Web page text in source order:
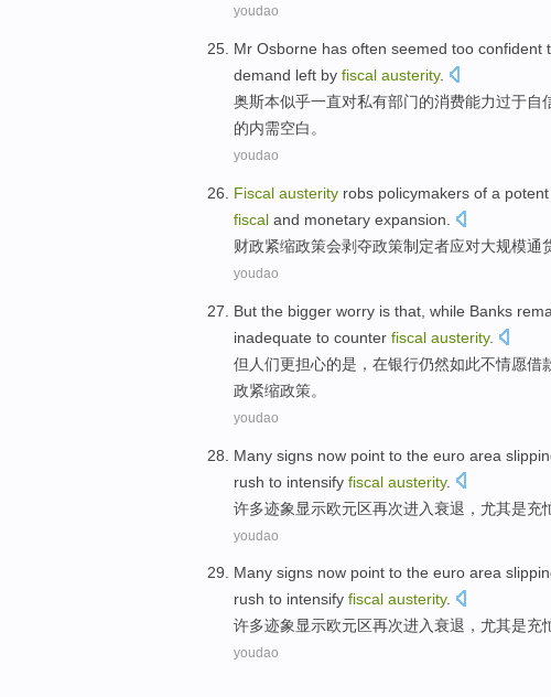
youdao
Mr Osborne has often seemed too confident
demand left by fiscal austerity.
奥斯本似乎一直对私有部门的消费能力过于自
的内需空白 。
youdao
Fiscal austerity robs policymakers of a potent
fiscal and monetary expansion
财政紧缩政策会剥夺政策制定者应对大规模通
youdao
But the bigger worry is that, while Banks
inadequate to counter fiscal austerity.
但 人们更担心的是 ， 在银行仍然如此不情愿借
政紧缩政策。
youdao
Many signs now point to the euro area
rush to intensify fiscal austerity.
许多迹象显示欧元区再次进入衰退 ， 尤其是充
youdao
Many signs now point to the euro area
rush to intensify fiscal austerity.
许多迹象显示欧元区再次进入衰退 ， 尤其是充
youdao